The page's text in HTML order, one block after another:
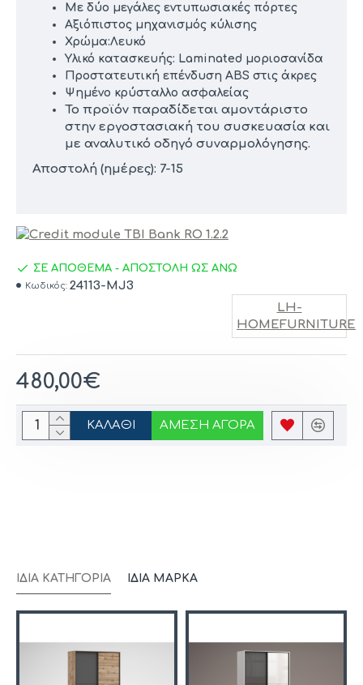
Με δύο μεγάλες εντυπωσιακές πόρτες
Αξιόπιστος μηχανισμός κύλισης
Χρώμα:Λευκό
Υλικό κατασκευής: Laminated μοριοσανίδα
Προστατευτική επένδυση ABS στις άκρες
Ψημένο κρύσταλλο ασφαλείας
Το προϊόν παραδίδεται αμοντάριστο
στην εργοστασιακή του συσκευασία και
με αναλυτικό οδηγό συναρμολόγησης.
Αποστολή (ημέρες): 7-15
480,00€
ΣΕ ΑΠΟΘΕΜΑ - ΑΠΟΣΤΟΛΗ ΩΣ ΑΝΩ
Κωδικός: 24113-MJ3
LH-
HOMEFURNITURE
ΚΑΛΆΘΙ ΆΜΕΣΗ ΑΓΟΡΆ
ΊΔΙΑ ΚΑΤΗΓΟΡΊΑ ΊΔΙΑ ΜΆΡΚΑ